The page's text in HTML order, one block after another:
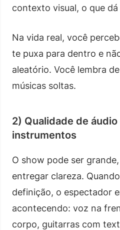
contexto visual, o que
Na vida real, você
te puxa para dentro e
aleatório. Você lembra
músicas soltas.
2) Qualidade de
instrumentos
O show pode ser
entregar clareza.
definição, o espectador
acontecendo: voz na
corpo, guitarras com